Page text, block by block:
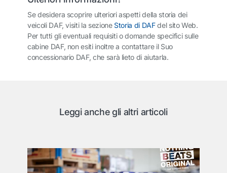
Se desidera scoprire ulteriori aspetti della storia dei
veicoli DAF, visiti la sezione Storia di DAFdel sito Web.
Per tutti gli eventuali requisiti o domande specifici sulle
cabine DAF, non esiti inoltre a contattare il Suo
concessionario DAF, che sarà lieto di aiutarla.
Leggi anche gli altri articoli